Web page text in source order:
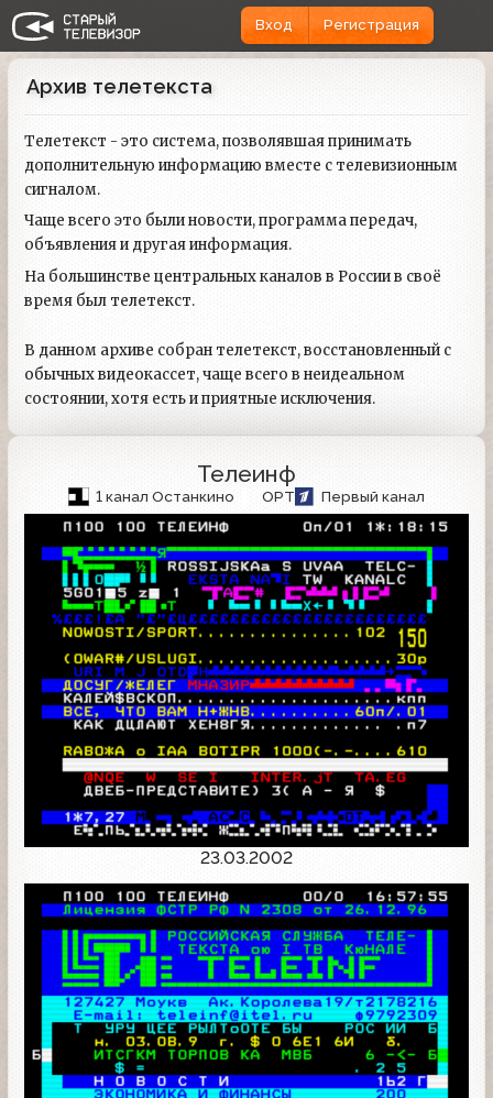
Вход Регистрация
Архив телетекста
Телетекст - это система, позволявшая принимать
дополнительную информацию вместе с телевизионным
сигналом.
Чаще всего это были новости, программа передач,
объявления и другая информация.
На большинстве центральных каналов в России в своё
время был телетекст.
В данном архиве собран телетекст, восстановленный с
обычных видеокассет, чаще всего в неидеальном
состоянии, хотя есть и приятные исключения.
Телеинф
1 канал Останкино ОРТ Первый канал
23.03.2002